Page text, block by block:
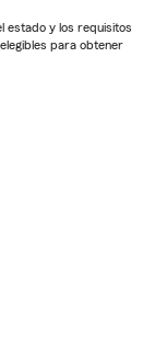
estado y los requisitos
para obtener